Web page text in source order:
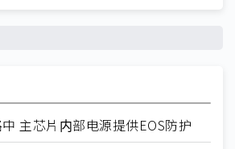
主芯片内部电源提供EOS防护